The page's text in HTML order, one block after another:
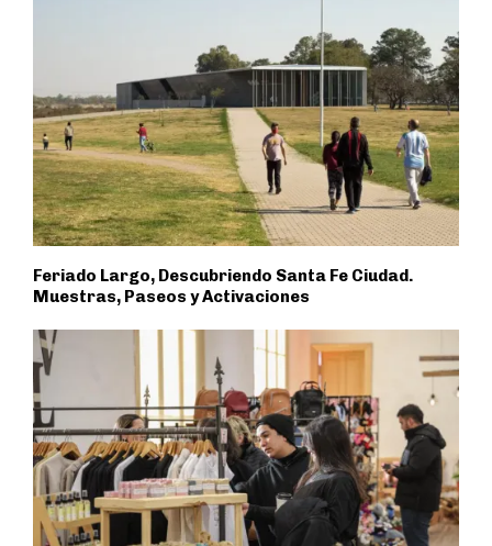
Feriado Largo, Descubriendo Santa Fe Ciudad.
Muestras, Paseos y Activaciones